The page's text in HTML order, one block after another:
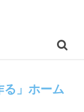
る」ホーム